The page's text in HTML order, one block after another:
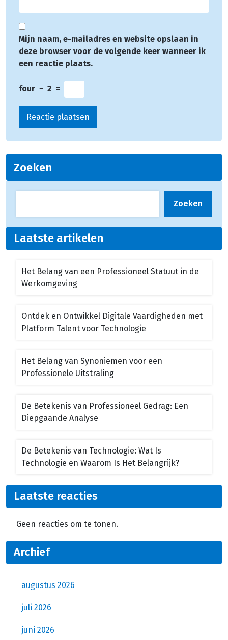
Mijn naam, e-mailadres en website opslaan in
deze browser voor de volgende keer wanneer ik
een reactie plaats.
four − 2 =
Zoeken
Zoeken
Laatste artikelen
Het Belang van een Professioneel Statuut in de
Werkomgeving
Ontdek en Ontwikkel Digitale Vaardigheden met
Platform Talent voor Technologie
Het Belang van Synoniemen voor een
Professionele Uitstraling
De Betekenis van Professioneel Gedrag: Een
Diepgaande Analyse
De Betekenis van Technologie: Wat Is
Technologie en Waarom Is Het Belangrijk?
Laatste reacties
Geen reacties om te tonen.
Archief
augustus 2026
juli 2026
juni 2026